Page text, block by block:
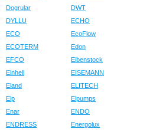
Dogrular
DWT
DYLLU
ECHO
ECO
EcoFlow
ECOTERM
Edon
EFCO
Eibenstock
Einhell
EISEMANN
Eland
ELITECH
Elp
Elpumps
Enar
ENDO
ENDRESS
Energolux